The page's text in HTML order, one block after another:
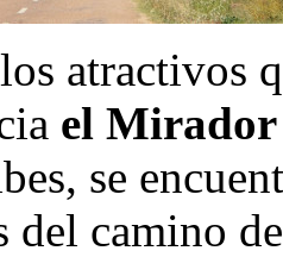
atractivos
el Mirador
se
camino